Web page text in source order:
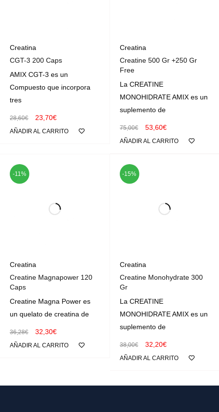
Creatina
CGT-3 200 Caps
AMIX CGT-3 es un
Compuesto que incorpora
tres
28,60€ 23,70€
AÑADIR AL CARRITO
Creatina
Creatine 500 Gr +250 Gr
Free
La CREATINE
MONOHIDRATE AMIX es un
suplemento de
75,00€ 53,60€
AÑADIR AL CARRITO
-11%
Creatina
Creatine Magnapower 120
Caps
Creatine Magna Power es
un quelato de creatina de
36,28€ 32,30€
AÑADIR AL CARRITO
-15%
Creatina
Creatine Monohydrate 300
Gr
La CREATINE
MONOHIDRATE AMIX es un
suplemento de
38,00€ 32,20€
AÑADIR AL CARRITO